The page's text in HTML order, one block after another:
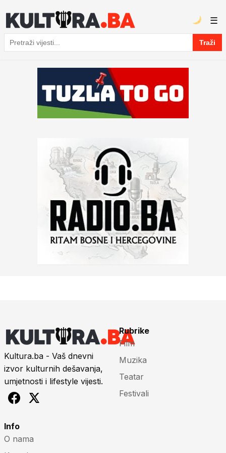
Pretraga
Traži
☰
Kultura.ba - Vaš dnevni
izvor kulturnih dešavanja,
umjetnosti i lifestyle vijesti.
Rubrike
Film
Muzika
Teatar
Festivali
Info
O nama